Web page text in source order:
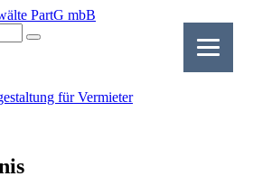
für Vermieter